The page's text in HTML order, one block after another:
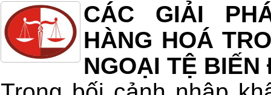
CÁC GIẢI
HÀNG HOÁ
NGOẠI TỆ BIẾN